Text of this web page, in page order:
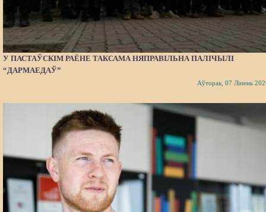
У ПАСТАЎСКІМ РАЁНЕ ТАКСАМА НЯПРАВІЛЬНА ПАЛІЧЫЛІ
“ДАРМАЕДАЎ”
Аўторак, 07 Ліпень